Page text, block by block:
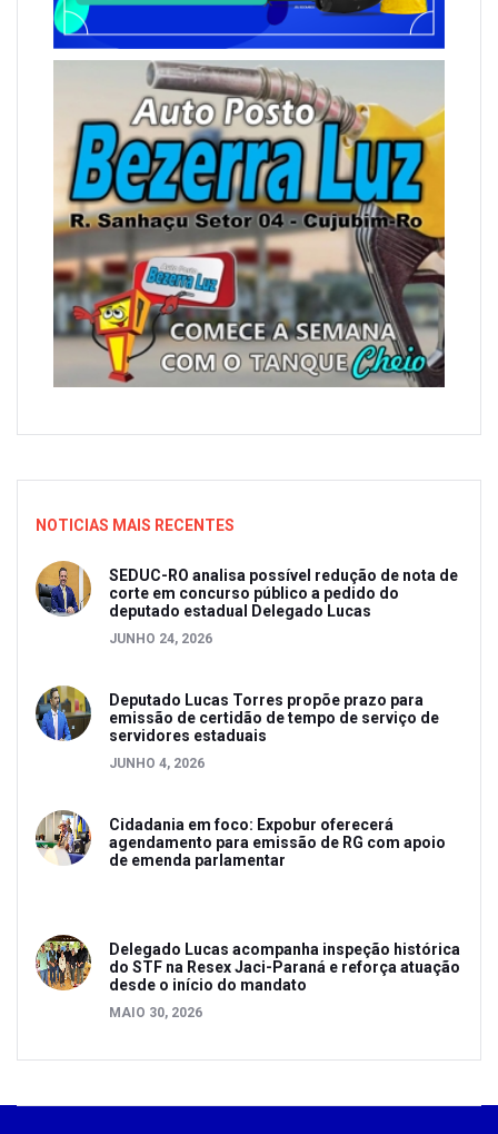
NOTICIAS MAIS RECENTES
SEDUC-RO analisa possível redução de nota de
corte em concurso público a pedido do
deputado estadual Delegado Lucas
JUNHO 24, 2026
Deputado Lucas Torres propõe prazo para
emissão de certidão de tempo de serviço de
servidores estaduais
JUNHO 4, 2026
Cidadania em foco: Expobur oferecerá
agendamento para emissão de RG com apoio
de emenda parlamentar
Delegado Lucas acompanha inspeção histórica
do STF na Resex Jaci-Paraná e reforça atuação
desde o início do mandato
MAIO 30, 2026